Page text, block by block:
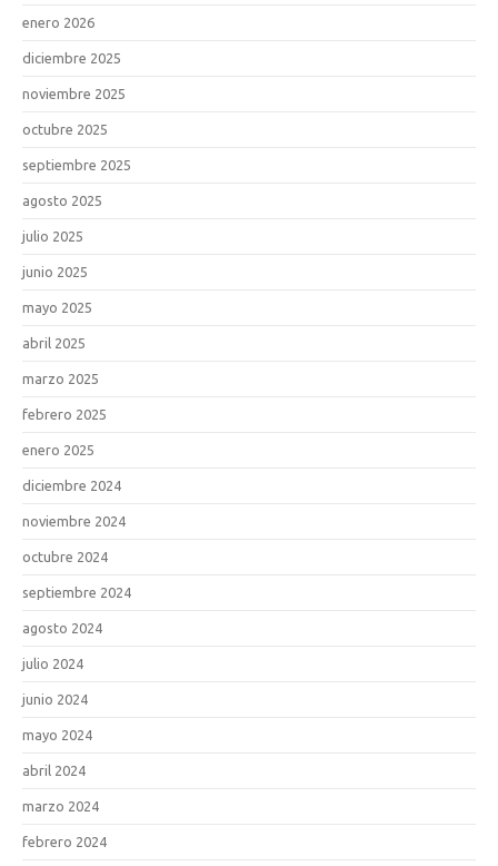
enero 2026
diciembre 2025
noviembre 2025
octubre 2025
septiembre 2025
agosto 2025
julio 2025
junio 2025
mayo 2025
abril 2025
marzo 2025
febrero 2025
enero 2025
diciembre 2024
noviembre 2024
octubre 2024
septiembre 2024
agosto 2024
julio 2024
junio 2024
mayo 2024
abril 2024
marzo 2024
febrero 2024